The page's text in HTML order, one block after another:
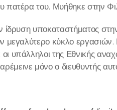
πατέρα του. Μυήθηκε στην
ίδρυση υποκαταστήματος
μεγαλύτερο κύκλο
υπάλληλοι της Εθνικής
μόνο ο διευθυντής